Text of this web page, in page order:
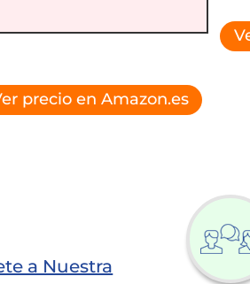
precio en Amazon.es
a Nuestra